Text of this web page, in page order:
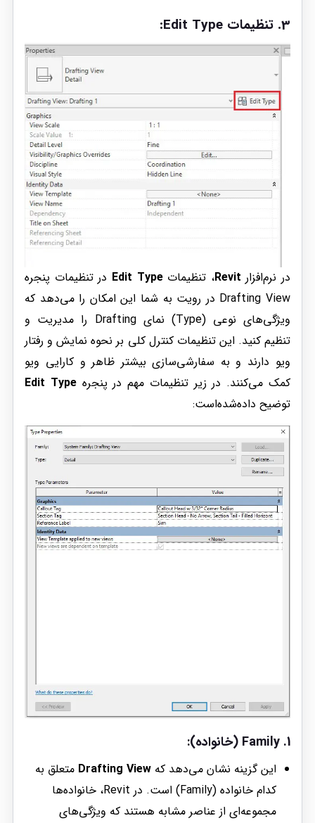
3. تنظیمات Edit Type:
در نرم‌افزار Revit، تنظیماتEdit Type در تنظیمات پنجره
Drafting View در رویت به شما این امکان را می‌دهد که
ویژگی‌های نوعی (Type) نمای Drafting را مدیریت و
تنظیم کنید. این تنظیمات کنترل کلی بر نحوه نمایش و رفتار
ویو دارند و به سفارشی‌سازی بیشتر ظاهر و کارایی ویو
کمک می‌کنند. در زیر تنظیمات مهم در پنجره Edit Type
توضیح داده‌شده‌است:
1. Family (خانواده) :
این گزینه نشان می‌دهد کهDrafting View متعلق به
کدام خانواده (Family) است. در Revit، خانواده‌ها
مجموعه‌ای از عناصر مشابه هستند که ویژگی‌های